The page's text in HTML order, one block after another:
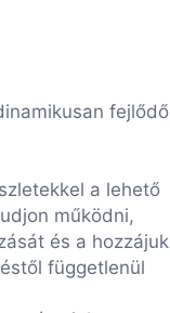
fejlődő
a lehető
működni,
és a hozzájuk
függetlenül